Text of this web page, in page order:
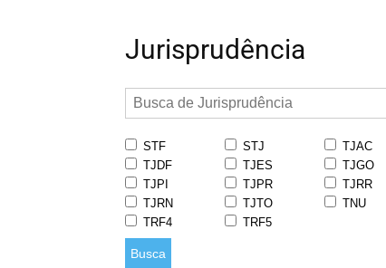
Jurisprudência
STF STJ TJAC
TJDF
TJES TJGO
TJPI
TJPR TJRR
TJRN
TJTO TNU
TRF4
TRF5
Busca